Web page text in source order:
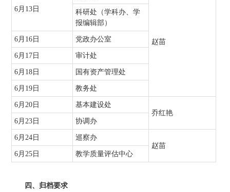
6月13日
赵苗
科研处（学科办、学
报编辑部）
6月16日 党政办公室
6月17日 审计处
6月18日 国有资产管理处
6月19日 教务处
6月20日
基本建设处
乔红艳
6月23日
协调办
6月24日
巡察办
赵苗
6月25日
教学质量评估中心
四、归档要求